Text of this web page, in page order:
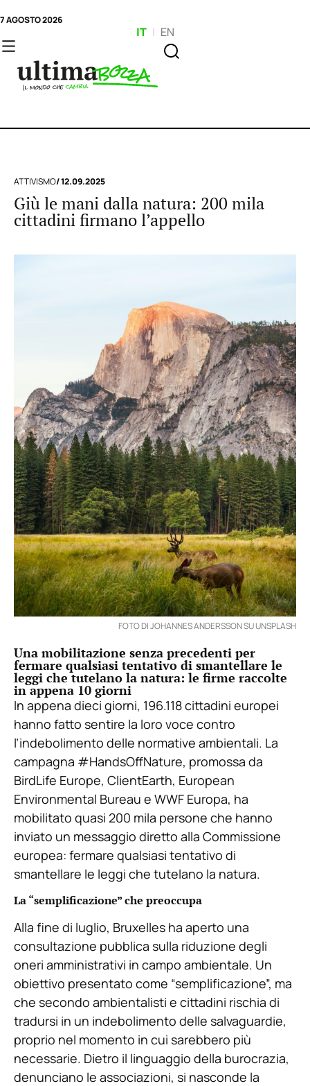
7 AGOSTO 2026
IT | EN
ATTIVISMO/ 12.09.2025
Giù le mani dalla natura: 200 mila
cittadini firmano l’appello
FOTO DI JOHANNES ANDERSSON SU UNSPLASH
Una mobilitazione senza precedenti per
fermare qualsiasi tentativo di smantellare le
leggi che tutelano la natura: le firme raccolte
in appena 10 giorni
In appena dieci giorni, 196.118 cittadini europei
hanno fatto sentire la loro voce contro
l’indebolimento delle normative ambientali. La
campagna #HandsOffNature, promossa da
BirdLife Europe, ClientEarth, European
Environmental Bureau e WWF Europa, ha
mobilitato quasi 200 mila persone che hanno
inviato un messaggio diretto alla Commissione
europea: fermare qualsiasi tentativo di
smantellare le leggi che tutelano la natura.
La “semplificazione” che preoccupa
Alla fine di luglio, Bruxelles ha aperto una
consultazione pubblica sulla riduzione degli
oneri amministrativi in campo ambientale. Un
obiettivo presentato come “semplificazione”, ma
che secondo ambientalisti e cittadini rischia di
tradursi in un indebolimento delle salvaguardie,
proprio nel momento in cui sarebbero più
necessarie. Dietro il linguaggio della burocrazia,
denunciano le associazioni, si nasconde la